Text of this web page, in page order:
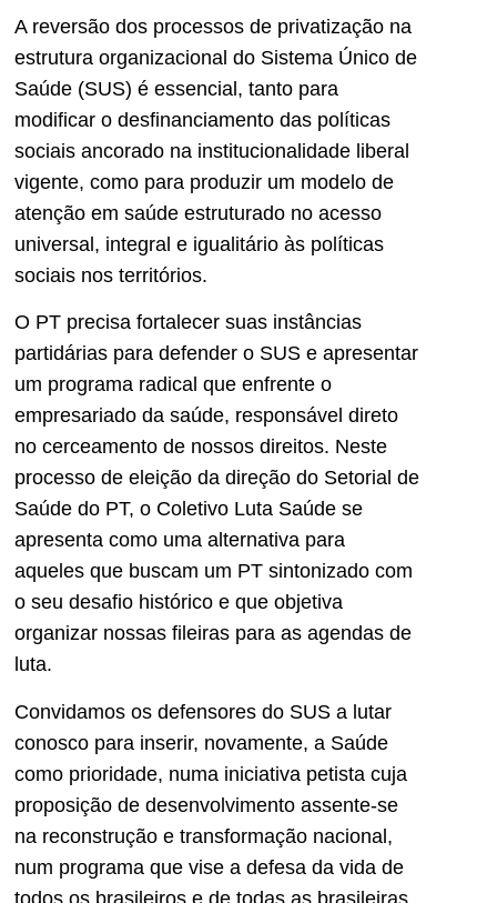
A reversão dos processos de privatização na
estrutura organizacional do Sistema Único de
Saúde (SUS) é essencial, tanto para
modificar o desfinanciamento das políticas
sociais ancorado na institucionalidade liberal
vigente, como para produzir um modelo de
atenção em saúde estruturado no acesso
universal, integral e igualitário às políticas
sociais nos territórios.
O PT precisa fortalecer suas instâncias
partidárias para defender o SUS e apresentar
um programa radical que enfrente o
empresariado da saúde, responsável direto
no cerceamento de nossos direitos. Neste
processo de eleição da direção do Setorial de
Saúde do PT, o Coletivo Luta Saúde se
apresenta como uma alternativa para
aqueles que buscam um PT sintonizado com
o seu desafio histórico e que objetiva
organizar nossas fileiras para as agendas de
luta.
Convidamos os defensores do SUS a lutar
conosco para inserir, novamente, a Saúde
como prioridade, numa iniciativa petista cuja
proposição de desenvolvimento assente-se
na reconstrução e transformação nacional,
num programa que vise a defesa da vida de
todos os brasileiros e de todas as brasileiras.